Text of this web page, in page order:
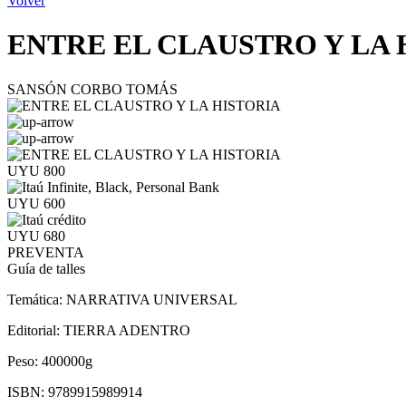
ENTRE EL CLAUSTRO Y LA
SANSÓN CORBO TOMÁS
UYU 800
UYU 600
UYU 680
PREVENTA
Guía de talles
Temática: NARRATIVA UNIVERSAL
Editorial: TIERRA ADENTRO
Peso: 400000g
ISBN: 9789915989914